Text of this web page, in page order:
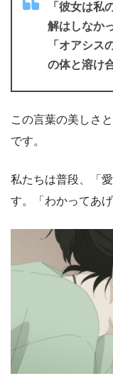
「彼女は私
解はしなか
「オアシス
の体と溶け
この言葉の美しさ
です。
私たちは普段、「
す。「わかってあ